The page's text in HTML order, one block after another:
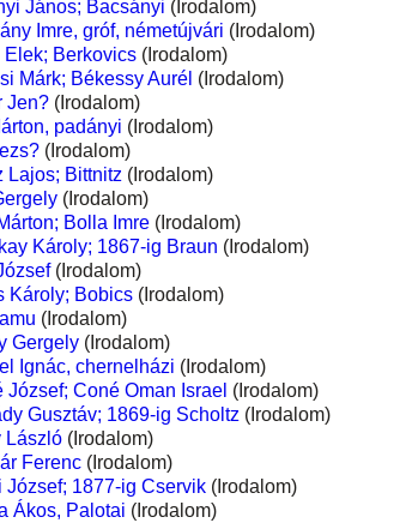
János; Bacsányi (Irodalom)
Imre, gróf, németújvári (Irodalom)
Elek; Berkovics (Irodalom)
Márk; Békessy Aurél (Irodalom)
Jen? (Irodalom)
padányi (Irodalom)
(Irodalom)
Lajos; Bittnitz (Irodalom)
(Irodalom)
Bolla Imre (Irodalom)
Károly; 1867-ig Braun (Irodalom)
(Irodalom)
Károly; Bobics (Irodalom)
(Irodalom)
Gergely (Irodalom)
Ignác, chernelházi (Irodalom)
József; Coné Oman Israel (Irodalom)
Gusztáv; 1869-ig Scholtz (Irodalom)
László (Irodalom)
Ferenc (Irodalom)
József; 1877-ig Cservik (Irodalom)
Ákos, Palotai (Irodalom)